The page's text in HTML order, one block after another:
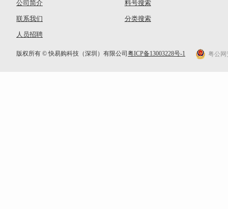
公司简介
联系我们
人员招聘
料号搜索
分类搜索
版权所有 © 快易购科技（深圳）有限公司 粤ICP备13003228号-1 粤公网